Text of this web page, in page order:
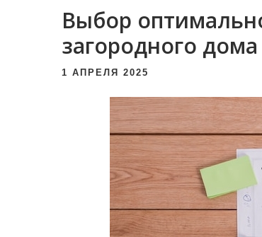
Выбор
загородного дома
1 АПРЕЛЯ 2025